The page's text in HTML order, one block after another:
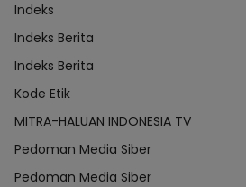
Indeks
Indeks Berita
Indeks Berita
Kode Etik
MITRA-HALUAN INDONESIA TV
Pedoman Media Siber
Pedoman Media Siber